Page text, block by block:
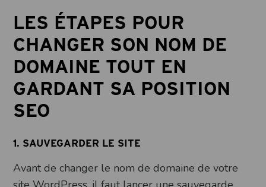
LES ÉTAPES POUR
CHANGER SON NOM DE
DOMAINE TOUT EN
GARDANT SA POSITION
SEO
1. SAUVEGARDER LE SITE
Avant de changer le nom de domaine de votre